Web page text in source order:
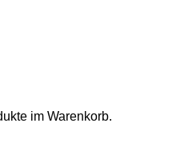
im Warenkorb.